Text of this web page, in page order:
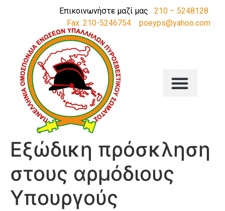
Επικοινωνήστε μαζί μας 210 – 5248128
Fax: 210-5246754
poeyps@yahoo.com
Εξώδικη πρόσκληση
στους αρμόδιους
Υπουργούς